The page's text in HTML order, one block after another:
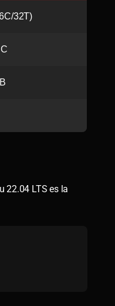
32T)
22.04 LTS es la